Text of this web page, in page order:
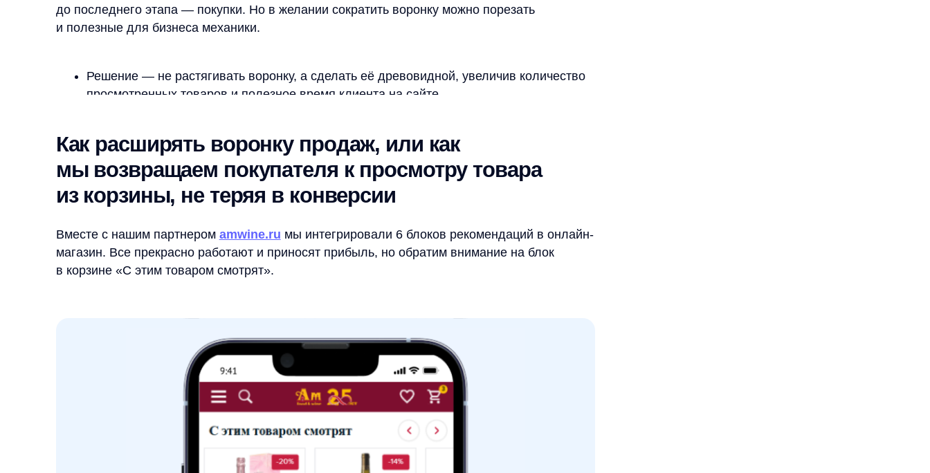
просмотренных товаров и полезное время клиента на сайте.
мы возвращаем покупателя к просмотру товара
из корзины, не теряя в конверсии
Вместе с нашим партнером
магазин. Все прекрасно работают и приносят прибыль, но обратим внимание на блок
в корзине «С этим товаром смотрят».